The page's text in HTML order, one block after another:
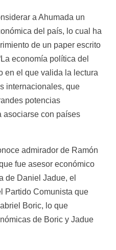
a Ahumada un
del país, lo cual ha
de un paper escrito
economía política del
en el que valida la lectura
internacionales, que
potencias
asociarse con países
admirador de Ramón
fue asesor económico
de Daniel Jadue, el
Partido Comunista que
Boric, lo que
de Boric y Jadue